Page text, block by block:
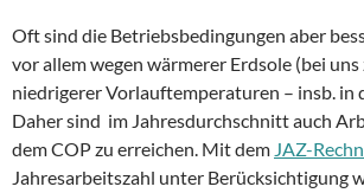
Oft sind die Betriebsbedingungen aber
vor allem wegen wärmerer Erdsole (bei uns
niedrigerer Vorlauftemperaturen – insb. in
Daher sind im Jahresdurchschnitt auch
dem COP zu erreichen. Mit dem JAZ-
Jahresarbeitszahl unter Berücksichtigung